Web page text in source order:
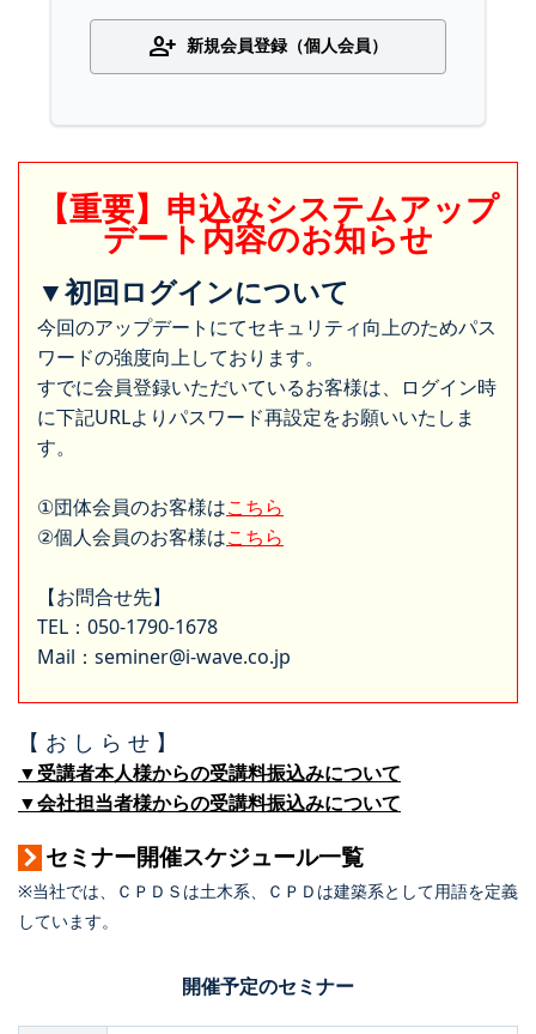
person_add 新規会員登録（個人会員）
【重要】申込みシステムアップ
デート内容のお知らせ
▼初回ログインについて
今回のアップデートにてセキュリティ向上のためパス
ワードの強度向上しております。
すでに会員登録いただいているお客様は、ログイン時
に下記URLよりパスワード再設定をお願いいたしま
す。
①団体会員のお客様はこちら
②個人会員のお客様はこちら
【お問合せ先】
TEL：050-1790-1678
Mail：seminer@i-wave.co.jp
【 お し ら せ 】
▼受講者本人様からの受講料振込みについて
▼会社担当者様からの受講料振込みについて
セミナー開催スケジュール一覧
※当社では、ＣＰＤＳは土木系、ＣＰＤは建築系として用語を定義
しています。
開催予定のセミナー